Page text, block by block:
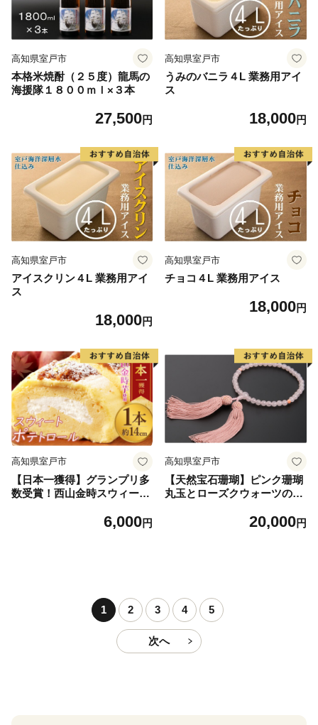
高知県室戸市
本格米焼酎（２５度）龍馬の
海援隊１８００ｍｌ×３本
27,500円
高知県室戸市
うみのバニラ４L 業務用アイ
ス
18,000円
高知県室戸市
アイスクリン４L 業務用アイ
ス
18,000円
高知県室戸市
チョコ４L 業務用アイス
18,000円
高知県室戸市
【日本一獲得】グランプリ多
数受賞！西山金時スウィート
6,000円
高知県室戸市
【天然宝石珊瑚】ピンク珊瑚
丸玉とローズクウォーツの片
20,000円
1 2 3 4 5
次へ